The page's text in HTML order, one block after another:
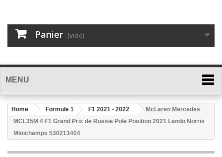
Panier (vide)
MENU
Home Formule 1 F1 2021 - 2022
McLaren Mercedes
MCL35M 4 F1 Grand Prix de Russie Pole Position 2021 Lando Norris
Minichamps 530213404